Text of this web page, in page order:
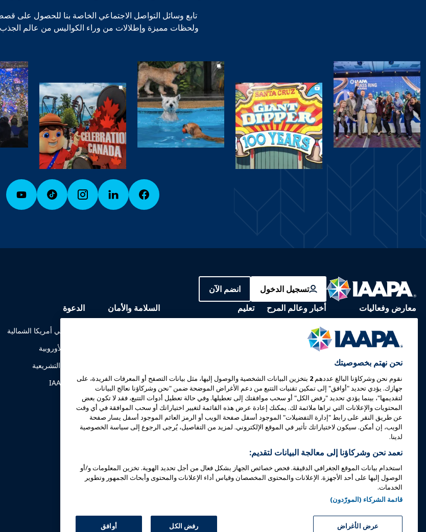
تابع وسائل التواصل الاجتماعي الخاصة بنا للحصول على
ولحظات مميزة وإطلالات من وراء الكواليس من عالم
تسجيل الدخول انضم الآن
معارض وفعاليات
معرض IAAPA
إكسبو أوروبا
إكسبو آسيا
معرض الشرق الأوسط
الفعاليات القادمة
تحدث في معرض أو فعالية
احجز اجتماعًا أو حدثًا
كن سفيرًا
استضافة حدث
IAAPA Connect+
أخبار وعالم المرح
أخبار وميزات
الإعلان مع IAAPA
اكتب لعالم المرح
تعليم
شهادة
برامج مؤسسة IAAPA
يستكشف
الموارد
السلامة والأمان
موارد السلامة
الموارد الأمنية
أخبار السلامة والأمان
الدعوة
الدعوة في أمريكا الشمالية
الدعوة الأوروبية
الشؤون التشريعية
IAAPA PAC
Copyright © 2026 الجمعية الدولية للحدائق الترفيهية والمعالم. جميع الحقوق محفوظة.
نحن نهتم بخصوصيتك
نقوم نحن وشركاؤنا البالغ عددهم 2 بتخزين البيانات الشخصية والوصول إليها، مثل بيانات التصفح أو المعرفات الفريدة، على
جهازك. يؤدي تحديد "أوافق" إلى تمكين تقنيات التتبع من دعم الأغراض الموضحة ضمن "نحن وشركاؤنا نعالج البيانات
لتقديمها"، بينما يؤدي تحديد "رفض الكل" أو سحب موافقتك إلى تعطيلها. وفي حالة تعطيل أدوات التتبع، فقد لا تكون بعض
المحتويات والإعلانات التي تراها ملائمة لك. يمكنك إعادة عرض هذه القائمة لتغيير اختياراتك أو سحب الموافقة في أي وقت
عن طريق النقر على رابط "إدارة التفضيلات" الموجود أسفل صفحة الويب أو الرمز العائم الموجود أسفل يسار صفحة
الويب، إن أمكن. سيكون لاختياراتك تأثير في الموقع الإلكتروني. لمزيد من التفاصيل، يُرجى الرجوع إلى سياسة الخصوصية
لدينا.
نعمد نحن وشركاؤنا إلى معالجة البيانات لتقديم:
استخدام بيانات الموقع الجغرافي الدقيقة. فحص خصائص الجهاز بشكل فعال من أجل تحديد الهوية. تخزين المعلومات و/أو
الوصول إليها على أحد الأجهزة. الإعلانات والمحتوى المخصصان وقياس أداء الإعلانات والمحتوى وأبحاث الجمهور وتطوير
الخدمات.
قائمة الشركاء (المورّدون)
عرض الأغراض رفض الكل أوافق